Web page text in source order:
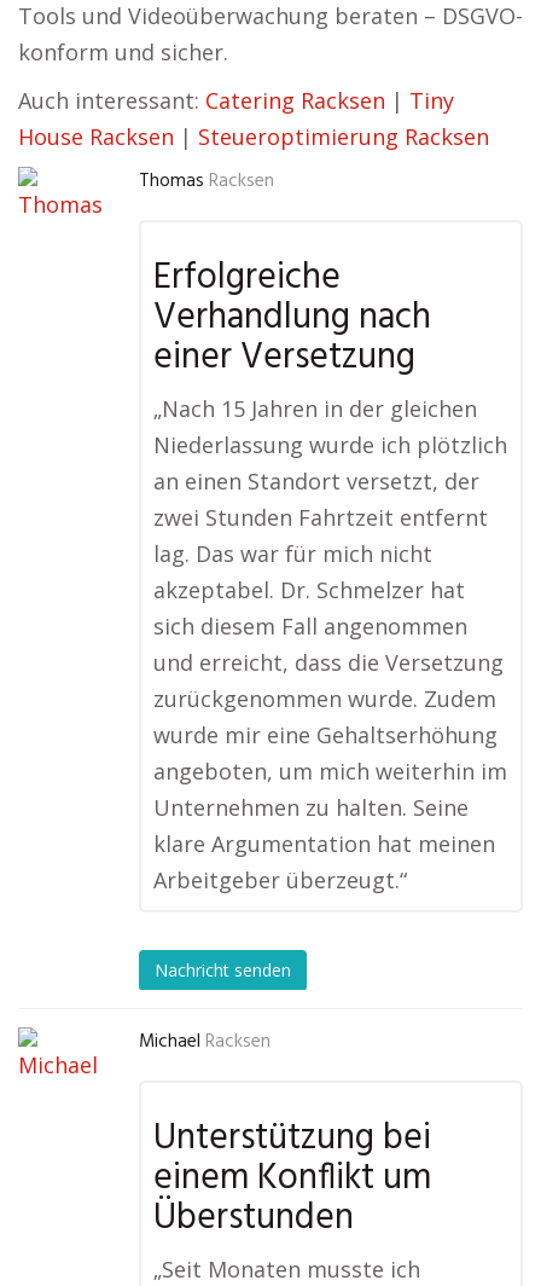
Tools und Videoüberwachung beraten – DSGVO-
konform und sicher.
Auch interessant: Catering Racksen | Tiny
House Racksen | Steueroptimierung Racksen
Thomas Racksen
Erfolgreiche
Verhandlung nach
einer Versetzung
„Nach 15 Jahren in der gleichen
Niederlassung wurde ich plötzlich
an einen Standort versetzt, der
zwei Stunden Fahrtzeit entfernt
lag. Das war für mich nicht
akzeptabel. Dr. Schmelzer hat
sich diesem Fall angenommen
und erreicht, dass die Versetzung
zurückgenommen wurde. Zudem
wurde mir eine Gehaltserhöhung
angeboten, um mich weiterhin im
Unternehmen zu halten. Seine
klare Argumentation hat meinen
Arbeitgeber überzeugt.“
Nachricht senden
Michael Racksen
Unterstützung bei
einem Konflikt um
Überstunden
„Seit Monaten musste ich